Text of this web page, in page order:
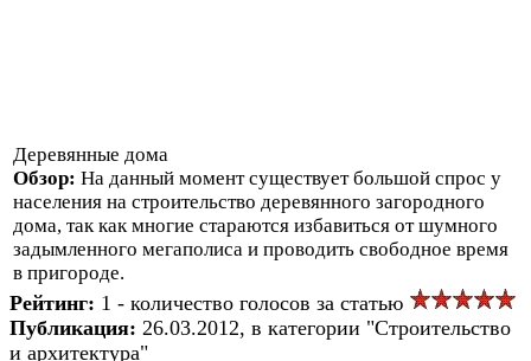
Деревянные дома
Обзор: На данный момент существует большой спрос у
населения на строительство деревянного загородного
дома, так как многие стараются избавиться от шумного
задымленного мегаполиса и проводить свободное время
в пригороде.
Рейтинг: 1 - количество голосов за статью
Публикация: 26.03.2012, в категории "Строительство
и архитектура"